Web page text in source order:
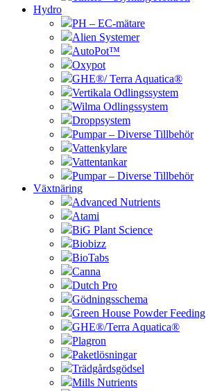
Hydro
PH – EC-mätare
Alien Systemer
AutoPot™
Oxypot
GHE®/ Terra Aquatica®
Vertikala Odlingssystem
Wilma Odlingssystem
Droppsystem
Pumpar – Diverse Tillbehör
Vattenkylare
Vattentankar
Pumpar – Diverse Tillbehör
Växtnäring
Advanced Nutrients
Atami
BiG Plant Science
Biobizz
BioTabs
Canna
Dutch Pro
Gödningsschema
Green House Powder Feeding
GHE®/Terra Aquatica®
Plagron
Paketlösningar
Trädgårdsgödsel
Mills Nutrients